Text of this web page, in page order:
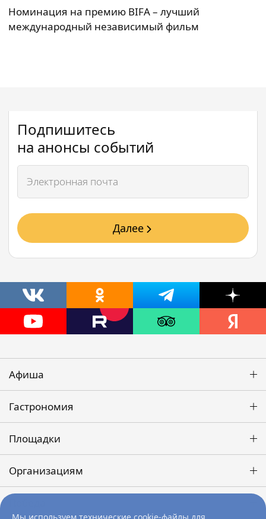
Номинация на премию BIFA – лучший
международный независимый фильм
Подпишитесь
на анонсы событий
Далее
Афиша
Гастрономия
Площадки
Организациям